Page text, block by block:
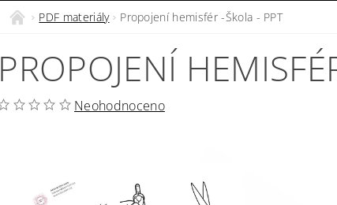
PDF materiály Propojení hemisfér -Škola - PPT
PROPOJENÍ
Neohodnoceno